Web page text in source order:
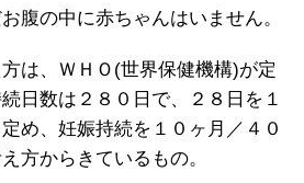
腹の中に赤ちゃんはいません。
は、ＷＨＯ(世界保健機構)が定
日数は２８０日で、２８日を１
め、妊娠持続を１０ヶ月／４０
方からきているもの。